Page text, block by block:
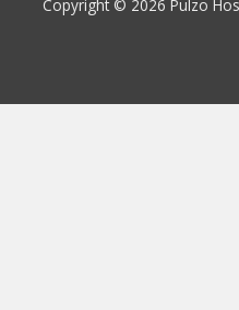
Copyright © 2026 Pulzo